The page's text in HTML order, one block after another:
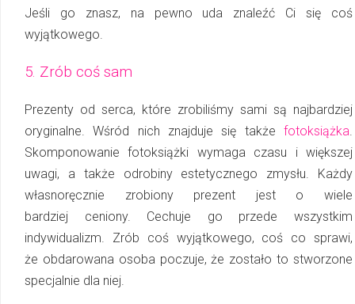
Jeśli go znasz, na pewno uda znaleźć Ci się coś
wyjątkowego.
5. Zrób coś sam
Prezenty od serca, które zrobiliśmy sami są najbardziej
oryginalne. Wśród nich znajduje się także fotoksiążka.
Skomponowanie fotoksiążki wymaga czasu i większej
uwagi, a tak­że odrobiny estetycznego zmysłu. Każdy
własnoręcznie zrobiony prezent jest o wiele
bardziej ceniony. Cechuje go przede wszystkim
indywidualizm. Zrób coś wyjątkowego, coś co sprawi,
że obdarowana osoba poczuje, że zostało to stworzone
specjalnie dla niej.